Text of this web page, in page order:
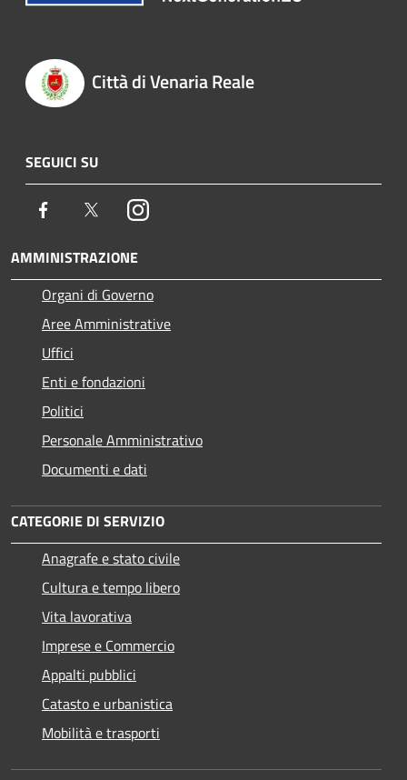
Città di Venaria Reale
SEGUICI SU
Facebook TwitterInstagram
AMMINISTRAZIONE
Organi di Governo
Aree Amministrative
Uffici
Enti e fondazioni
Politici
Personale Amministrativo
Documenti e dati
CATEGORIE DI SERVIZIO
Anagrafe e stato civile
Cultura e tempo libero
Vita lavorativa
Imprese e Commercio
Appalti pubblici
Catasto e urbanistica
Mobilità e trasporti